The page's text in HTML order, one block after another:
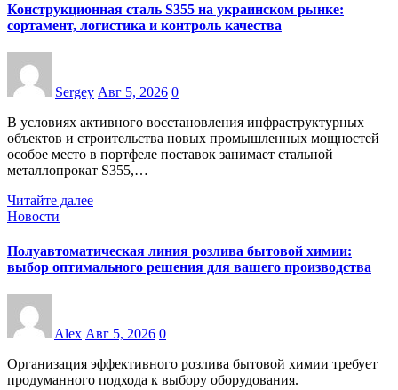
Конструкционная сталь S355 на украинском рынке:
сортамент, логистика и контроль качества
Sergey Авг 5, 2026 0
В условиях активного восстановления инфраструктурных
объектов и строительства новых промышленных мощностей
особое место в портфеле поставок занимает стальной
металлопрокат S355,…
Читайте далее
Новости
Полуавтоматическая линия розлива бытовой химии:
выбор оптимального решения для вашего производства
Alex Авг 5, 2026 0
Организация эффективного розлива бытовой химии требует
продуманного подхода к выбору оборудования.